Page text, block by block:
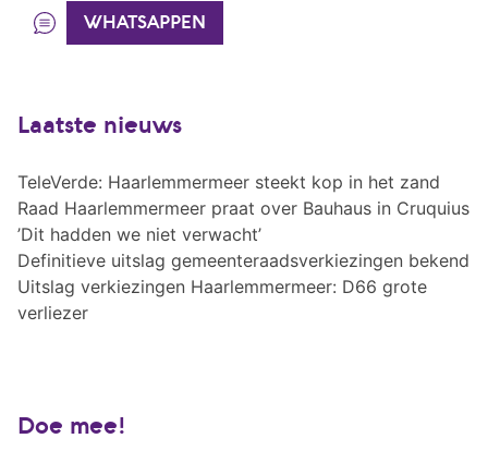
WHATSAPPEN
Laatste nieuws
TeleVerde: Haarlemmermeer steekt kop in het zand
Raad Haarlemmermeer praat over Bauhaus in Cruquius
’Dit hadden we niet verwacht’
Definitieve uitslag gemeenteraadsverkiezingen bekend
Uitslag verkiezingen Haarlemmermeer: D66 grote
verliezer
Doe mee!